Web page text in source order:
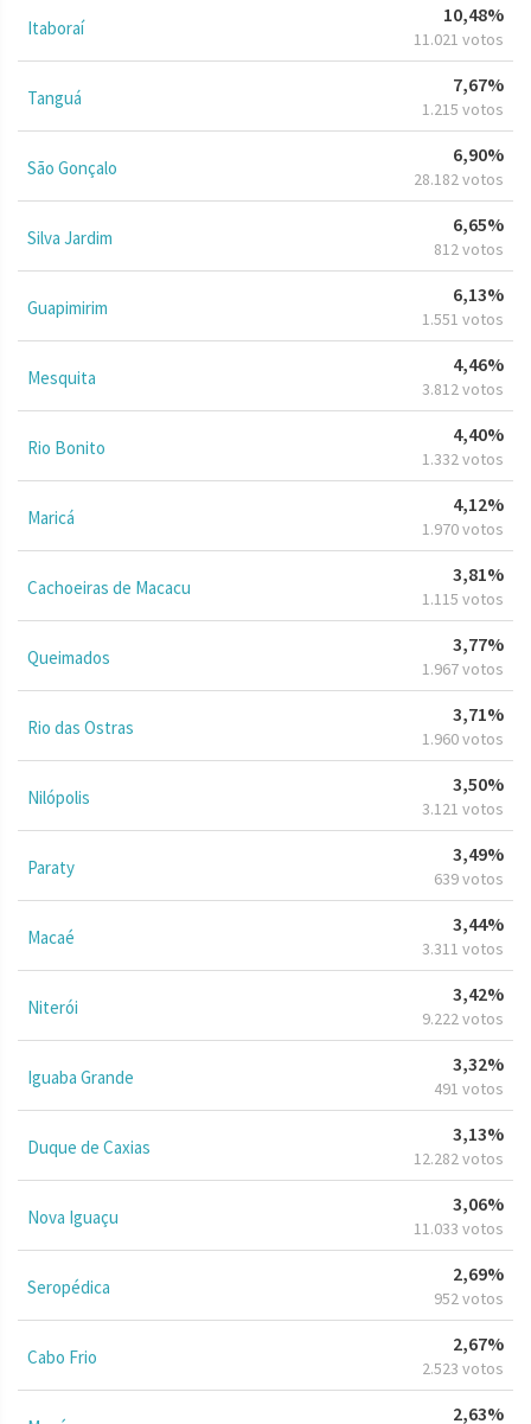
Itaboraí
10,48%
11.021 votos
Tanguá
7,67%
1.215 votos
São Gonçalo
6,90%
28.182 votos
Silva Jardim
6,65%
812 votos
Guapimirim
6,13%
1.551 votos
Mesquita
4,46%
3.812 votos
Rio Bonito
4,40%
1.332 votos
Maricá
4,12%
1.970 votos
Cachoeiras de Macacu
3,81%
1.115 votos
Queimados
3,77%
1.967 votos
Rio das Ostras
3,71%
1.960 votos
Nilópolis
3,50%
3.121 votos
Paraty
3,49%
639 votos
Macaé
3,44%
3.311 votos
Niterói
3,42%
9.222 votos
Iguaba Grande
3,32%
491 votos
Duque de Caxias
3,13%
12.282 votos
Nova Iguaçu
3,06%
11.033 votos
Seropédica
2,69%
952 votos
Cabo Frio
2,67%
2.523 votos
2,63%